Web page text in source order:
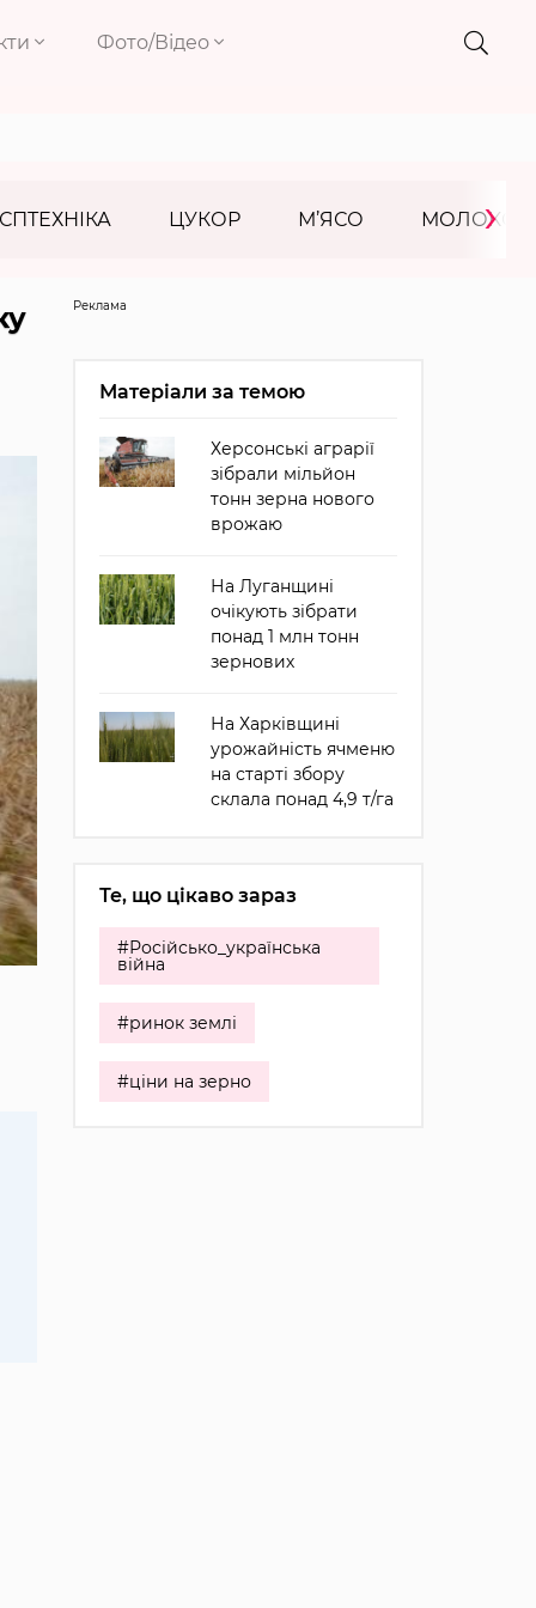
Фото/Відео
ЦУКОР М’ЯСО МОЛОКО
›
Реклама
Матеріали за темою
Херсонські аграрії
зібрали мільйон
тонн зерна нового
врожаю
На Луганщині
очікують зібрати
понад 1 млн тонн
зернових
На Харківщині
урожайність ячменю
на старті збору
склала понад 4,9 т/га
Те, що цікаво зараз
#Російсько_українська
війна
#ринок землі
#ціни на зерно